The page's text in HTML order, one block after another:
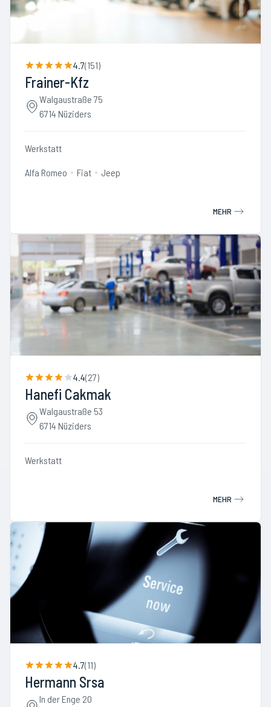
4.7(151)
Frainer-Kfz
Walgaustraße 75
6714 Nüziders
Werkstatt
Alfa Romeo Fiat Jeep
MEHR
4.4(27)
Hanefi Cakmak
Walgaustraße 53
6714 Nüziders
Werkstatt
MEHR
4.7(11)
Hermann Srsa
In der Enge 20